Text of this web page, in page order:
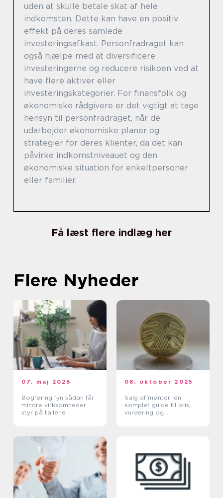
uden at skulle betale skat af hele
indkomsten. Dette kan have en positiv
effekt på deres samlede
investeringsafkast. Personfradraget kan
også hjælpe med at diversificere
investeringerne og reducere risikoen ved at
have flere aktiver eller
investeringskategorier. For finansfolk og
økonomiske rådgivere er det vigtigt at tage
hensyn til personfradraget, når de
udarbejder økonomiske planer og
strategier for deres klienter, da det kan
påvirke indkomstniveauet og den
økonomiske situation for enkeltpersoner
eller familier.
Få læst flere indlæg her
Flere Nyheder
07. maj 2026
Bogføring fyn sådan får
mindre virksomheder
styr på tallene
08. oktober 2025
Salg af mønter: en
komplet guide til pris,
vurdering og